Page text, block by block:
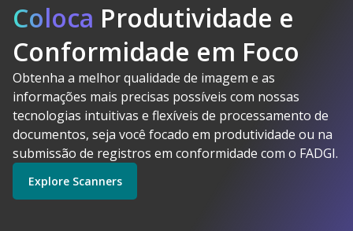
Coloca Produtividade e
Conformidade em Foco
Obtenha a melhor qualidade de imagem e as
informações mais precisas possíveis com nossas
tecnologias intuitivas e flexíveis de processamento de
documentos, seja você focado em produtividade ou na
submissão de registros em conformidade com o FADGI.
Explore Scanners
Comece a usar
Alaris faz sentido
Explore Software Explore Scanners
Explore Serviços